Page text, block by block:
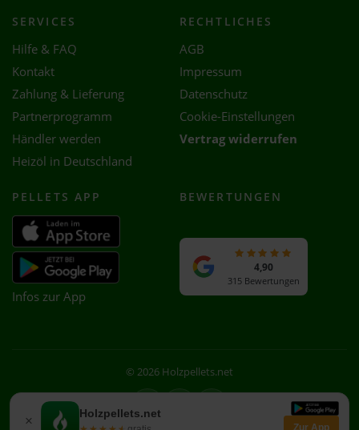
× Holzpellets.net
Zur App
SERVICES
Hilfe & FAQ
Kontakt
Zahlung & Lieferung
Partnerprogramm
Händler werden
Heizöl in Deutschland
RECHTLICHES
AGB
Impressum
Datenschutz
Cookie-Einstellungen
Vertrag widerrufen
PELLETS APP
Infos zur App
BEWERTUNGEN
4,90
315 Bewertungen
© 2026 Holzpellets.net
Facebook